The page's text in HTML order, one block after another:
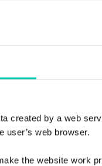
created by a web
user’s web browser.
the website work
überprüft
Sie gegebenenfalls